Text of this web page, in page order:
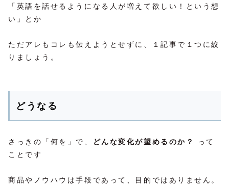
「英語を話せるようになる人が増えて欲しい！という想
い」とか
ただアレもコレも伝えようとせずに、１記事で１つに絞
りましょう。
どうなる
さっきの「何を」で、 どんな変化が望めるのか？
って
ことです
商品やノウハウは手段であって、目的ではありません。